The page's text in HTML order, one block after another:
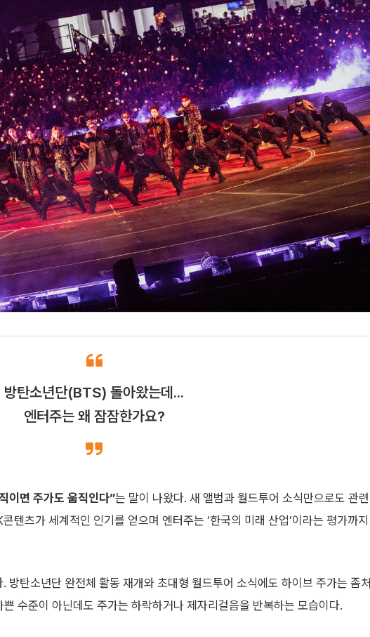
방탄소년단(BTS) 돌아왔는데...
엔터주는 왜 잠잠한가요?
이면 주가도 움직인다”는 말이 나왔다. 새 앨범과 월드투어 소식만으로도 관련
텐츠가 세계적인 인기를 얻으며 엔터주는 ‘한국의 미래 산업’이라는 평가까지
방탄소년단 완전체 활동 재개와 초대형 월드투어 소식에도 하이브 주가는 좀처
수준이 아닌데도 주가는 하락하거나 제자리걸음을 반복하는 모습이다.